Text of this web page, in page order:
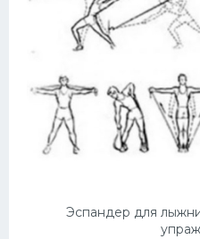
Эспандер для
Велогонки
Конькобежный спорт
Тренажеры
Интерьер квартиры